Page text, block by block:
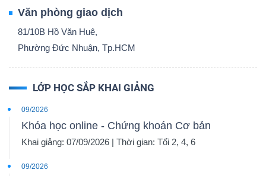
Văn phòng giao dịch
81/10B Hồ Văn Huê,
Phường Đức Nhuận, Tp.HCM
LỚP HỌC SẮP KHAI GIẢNG
09/2026
Khóa học online - Chứng khoán Cơ bản
Khai giảng: 07/09/2026 | Thời gian: Tối 2, 4, 6
09/2026